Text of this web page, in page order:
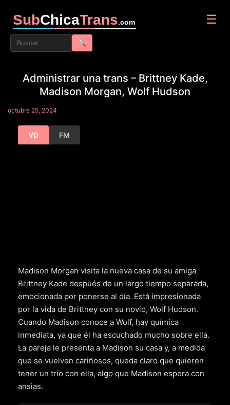
SubChicaTrans.com ☰
🔍
Administrar una trans – Brittney Kade,
Madison Morgan, Wolf Hudson
octubre 25, 2024
VD FM
Madison Morgan visita la nueva casa de su amiga
Brittney Kade después de un largo tiempo separada,
emocionada por ponerse al día. Está impresionada
por la vida de Brittney con su novio, Wolf Hudson.
Cuando Madison conoce a Wolf, hay química
inmediata, ya que él ha escuchado mucho sobre ella.
La pareja le presenta a Madison su casa y, a medida
que se vuelven cariñosos, queda claro que quieren
tener un trío con ella, algo que Madison espera con
ansias.